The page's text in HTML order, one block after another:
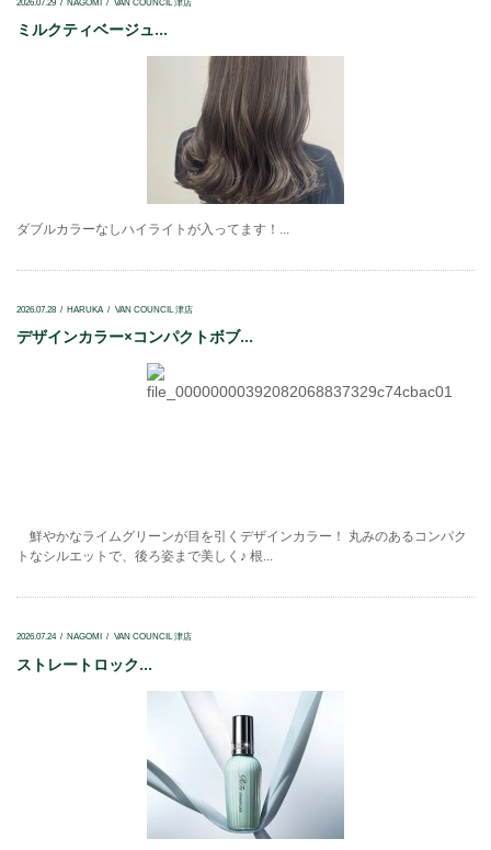
ミルクティベージュ...
ダブルカラーなしハイライトが入ってます！...
2026.07.28 HARUKA VAN COUNCIL 津店
デザインカラー×コンパクトボブ...
鮮やかなライムグリーンが目を引くデザインカラー！ 丸みのあるコンパク
トなシルエットで、後ろ姿まで美しく♪ 根...
2026.07.24 NAGOMI VAN COUNCIL 津店
ストレートロック...